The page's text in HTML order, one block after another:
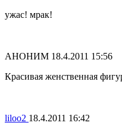
ужас! мрак!
АНОНИМ 18.4.2011 15:56
Красивая женственная
liloo2 18.4.2011 16:42